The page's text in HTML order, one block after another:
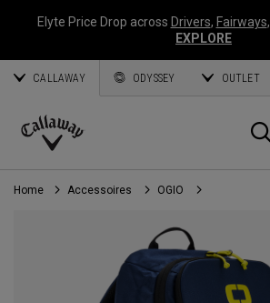
Elyte Price Drop across Drivers, Fairways,
EXPLORE
CALLAWAY ODYSSEY OUTLET
Callaway
Golf
Home Accessoires OGIO